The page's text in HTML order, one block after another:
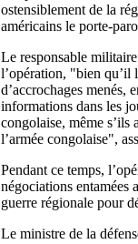
ostensiblement de la
américains le porte-
Le responsable
l’opération, "bien qu’il
d’accrochages menés,
informations dans les
congolaise, même s’ils
l’armée congolaise",
Pendant ce temps,
négociations entamées
guerre régionale pour
Le ministre de la